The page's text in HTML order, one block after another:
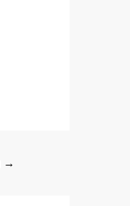
→